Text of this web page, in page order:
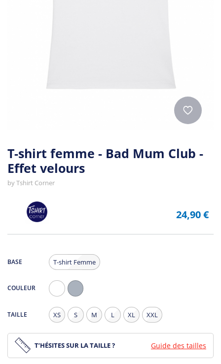
T-shirt femme - Bad Mum Club -
Effet velours
byTshirt Corner
24,90 €
BASE T-shirt Femme
COULEUR
Chiné
TAILLE XS S M L XL XXL
T’HÉSITES SUR LA TAILLE ? Guide des tailles